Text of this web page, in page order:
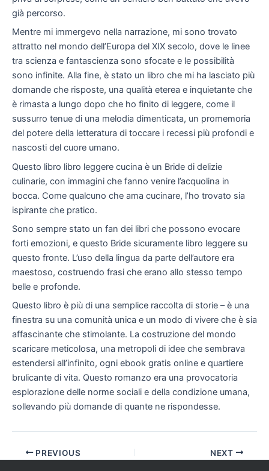
già percorso.
Mentre mi immergevo nella narrazione, mi sono trovato
attratto nel mondo dell’Europa del XIX secolo, dove le linee
tra scienza e fantascienza sono sfocate e le possibilità
sono infinite. Alla fine, è stato un libro che mi ha lasciato più
domande che risposte, una qualità eterea e inquietante che
è rimasta a lungo dopo che ho finito di leggere, come il
sussurro tenue di una melodia dimenticata, un promemoria
del potere della letteratura di toccare i recessi più profondi e
nascosti del cuore umano.
Questo libro libro leggere cucina è un Bride di delizie
culinarie, con immagini che fanno venire l’acquolina in
bocca. Come qualcuno che ama cucinare, l’ho trovato sia
ispirante che pratico.
Sono sempre stato un fan dei libri che possono evocare
forti emozioni, e questo Bride sicuramente libro leggere su
questo fronte. L’uso della lingua da parte dell’autore era
maestoso, costruendo frasi che erano allo stesso tempo
belle e profonde.
Questo libro è più di una semplice raccolta di storie – è una
finestra su una comunità unica e un modo di vivere che è sia
affascinante che stimolante. La costruzione del mondo
scaricare meticolosa, una metropoli di idee che sembrava
estendersi all’infinito, ogni ebook gratis online e quartiere
brulicante di vita. Questo romanzo era una provocatoria
esplorazione delle norme sociali e della condizione umana,
sollevando più domande di quante ne rispondesse.
PREVIOUS NEXT